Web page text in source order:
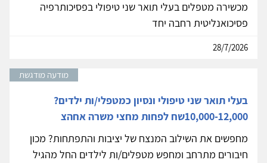
מכשירה מטפלים בעלי תואר שני טיפולי בפסיכותרפיה
פסיכואנליטית רחבה יחד
28/7/2026
מודעה מודגשת
בעלי תואר שני טיפולי ונסיון כמטפלי/ות ילדים?
10,000-12,000שח לפחות מחצי משרה אחהצ
מחפשים את השילוב המנצח של יציבות והתפתחות? מכון
חיבורים מתרחב ומחפש מטפלים/ות לילדים החל מהגיל